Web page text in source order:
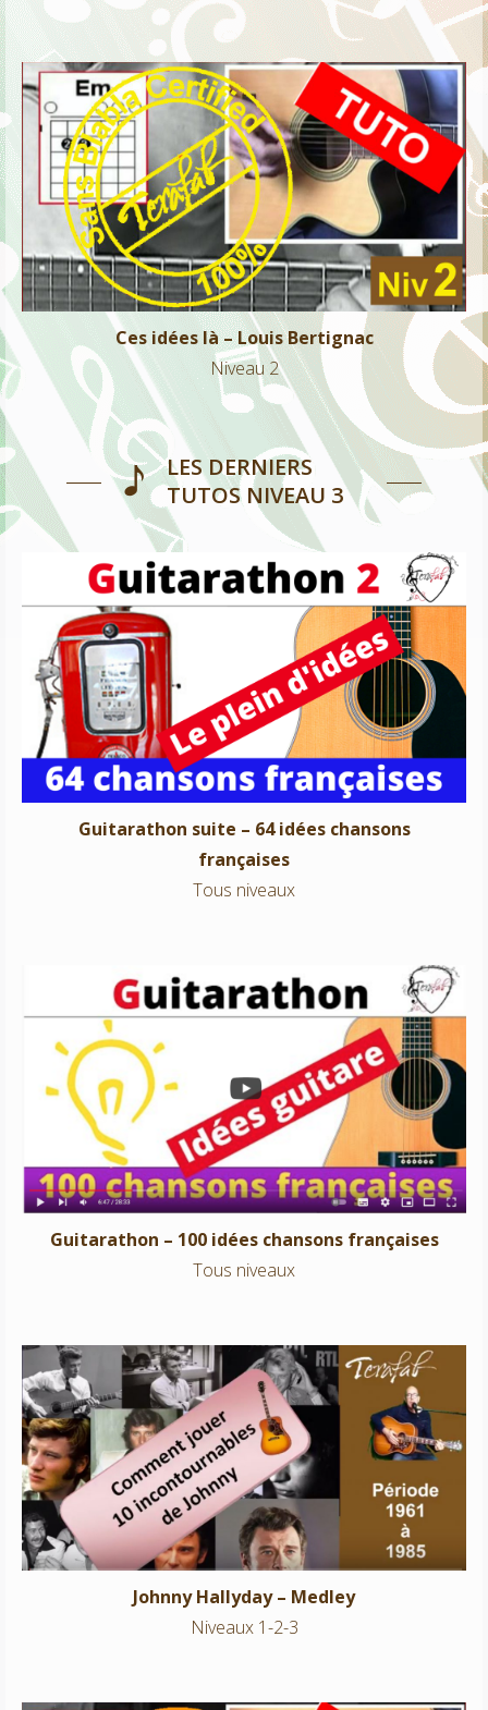
Ces idées là – Louis Bertignac
Niveau 2
Ces idées là – Louis Bertignac
Niveau 2
LES DERNIERS
TUTOS NIVEAU 3
Guitarathon suite – 64 idées chansons françaises
Tous niveaux
Guitarathon suite – 64 idées chansons
françaises
Tous niveaux
Guitarathon – 100 idées chansons françaises
Tous niveaux
Guitarathon – 100 idées chansons françaises
Tous niveaux
Johnny Hallyday – Medley
Niveaux 1-2-3
Johnny Hallyday – Medley
Niveaux 1-2-3